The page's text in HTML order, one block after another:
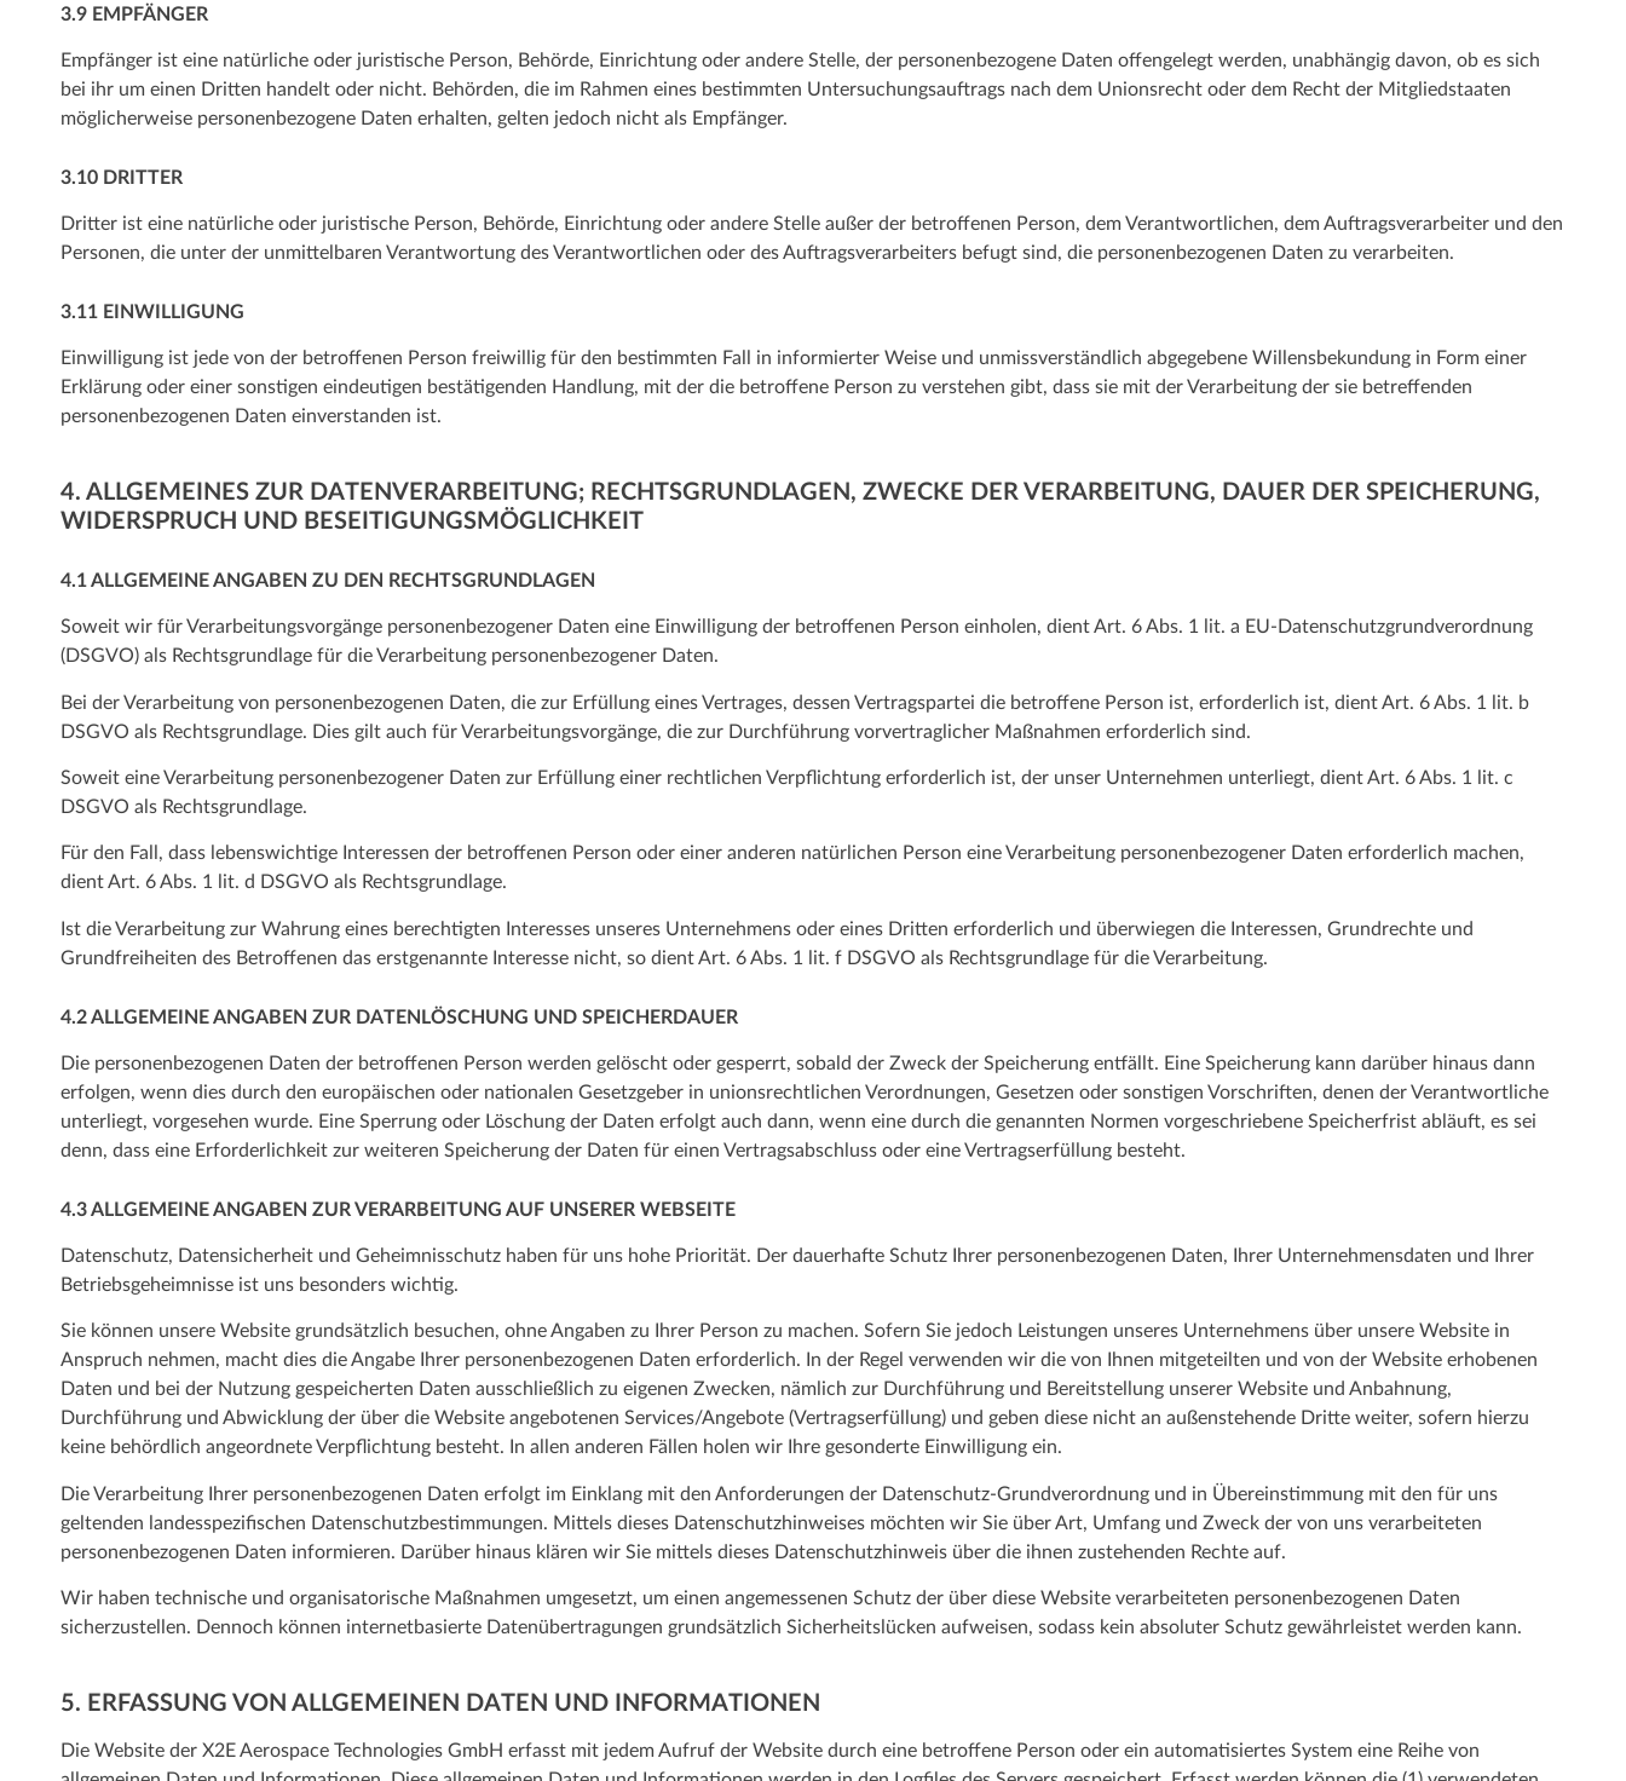
3.9 EMPFÄNGER
Empfänger ist eine natürliche oder juristische Person, Behörde, Einrichtung oder andere Stelle, der personenbezogene Daten offengelegt werden, unabhängig davon, ob es sich
bei ihr um einen Dritten handelt oder nicht. Behörden, die im Rahmen eines bestimmten Untersuchungsauftrags nach dem Unionsrecht oder dem Recht der Mitgliedstaaten
möglicherweise personenbezogene Daten erhalten, gelten jedoch nicht als Empfänger.
3.10 DRITTER
Dritter ist eine natürliche oder juristische Person, Behörde, Einrichtung oder andere Stelle außer der betroffenen Person, dem Verantwortlichen, dem Auftragsverarbeiter und den
Personen, die unter der unmittelbaren Verantwortung des Verantwortlichen oder des Auftragsverarbeiters befugt sind, die personenbezogenen Daten zu verarbeiten.
3.11 EINWILLIGUNG
Einwilligung ist jede von der betroffenen Person freiwillig für den bestimmten Fall in informierter Weise und unmissverständlich abgegebene Willensbekundung in Form einer
Erklärung oder einer sonstigen eindeutigen bestätigenden Handlung, mit der die betroffene Person zu verstehen gibt, dass sie mit der Verarbeitung der sie betreffenden
personenbezogenen Daten einverstanden ist.
4. ALLGEMEINES ZUR DATENVERARBEITUNG; RECHTSGRUNDLAGEN, ZWECKE DER VERARBEITUNG, DAUER DER SPEICHERUNG,
WIDERSPRUCH UND BESEITIGUNGSMÖGLICHKEIT
4.1 ALLGEMEINE ANGABEN ZU DEN RECHTSGRUNDLAGEN
Soweit wir für Verarbeitungsvorgänge personenbezogener Daten eine Einwilligung der betroffenen Person einholen, dient Art. 6 Abs. 1 lit. a EU-Datenschutzgrundverordnung
(DSGVO) als Rechtsgrundlage für die Verarbeitung personenbezogener Daten.
Bei der Verarbeitung von personenbezogenen Daten, die zur Erfüllung eines Vertrages, dessen Vertragspartei die betroffene Person ist, erforderlich ist, dient Art. 6 Abs. 1 lit. b
DSGVO als Rechtsgrundlage. Dies gilt auch für Verarbeitungsvorgänge, die zur Durchführung vorvertraglicher Maßnahmen erforderlich sind.
Soweit eine Verarbeitung personenbezogener Daten zur Erfüllung einer rechtlichen Verpflichtung erforderlich ist, der unser Unternehmen unterliegt, dient Art. 6 Abs. 1 lit. c
DSGVO als Rechtsgrundlage.
Für den Fall, dass lebenswichtige Interessen der betroffenen Person oder einer anderen natürlichen Person eine Verarbeitung personenbezogener Daten erforderlich machen,
dient Art. 6 Abs. 1 lit. d DSGVO als Rechtsgrundlage.
Ist die Verarbeitung zur Wahrung eines berechtigten Interesses unseres Unternehmens oder eines Dritten erforderlich und überwiegen die Interessen, Grundrechte und
Grundfreiheiten des Betroffenen das erstgenannte Interesse nicht, so dient Art. 6 Abs. 1 lit. f DSGVO als Rechtsgrundlage für die Verarbeitung.
4.2 ALLGEMEINE ANGABEN ZUR DATENLÖSCHUNG UND SPEICHERDAUER
Die personenbezogenen Daten der betroffenen Person werden gelöscht oder gesperrt, sobald der Zweck der Speicherung entfällt. Eine Speicherung kann darüber hinaus dann
erfolgen, wenn dies durch den europäischen oder nationalen Gesetzgeber in unionsrechtlichen Verordnungen, Gesetzen oder sonstigen Vorschriften, denen der Verantwortliche
unterliegt, vorgesehen wurde. Eine Sperrung oder Löschung der Daten erfolgt auch dann, wenn eine durch die genannten Normen vorgeschriebene Speicherfrist abläuft, es sei
denn, dass eine Erforderlichkeit zur weiteren Speicherung der Daten für einen Vertragsabschluss oder eine Vertragserfüllung besteht.
4.3 ALLGEMEINE ANGABEN ZUR VERARBEITUNG AUF UNSERER WEBSEITE
Datenschutz, Datensicherheit und Geheimnisschutz haben für uns hohe Priorität. Der dauerhafte Schutz Ihrer personenbezogenen Daten, Ihrer Unternehmensdaten und Ihrer
Betriebsgeheimnisse ist uns besonders wichtig.
Sie können unsere Website grundsätzlich besuchen, ohne Angaben zu Ihrer Person zu machen. Sofern Sie jedoch Leistungen unseres Unternehmens über unsere Website in
Anspruch nehmen, macht dies die Angabe Ihrer personenbezogenen Daten erforderlich. In der Regel verwenden wir die von Ihnen mitgeteilten und von der Website erhobenen
Daten und bei der Nutzung gespeicherten Daten ausschließlich zu eigenen Zwecken, nämlich zur Durchführung und Bereitstellung unserer Website und Anbahnung,
Durchführung und Abwicklung der über die Website angebotenen Services/Angebote (Vertragserfüllung) und geben diese nicht an außenstehende Dritte weiter, sofern hierzu
keine behördlich angeordnete Verpflichtung besteht. In allen anderen Fällen holen wir Ihre gesonderte Einwilligung ein.
Die Verarbeitung Ihrer personenbezogenen Daten erfolgt im Einklang mit den Anforderungen der Datenschutz-Grundverordnung und in Übereinstimmung mit den für uns
geltenden landesspezifischen Datenschutzbestimmungen. Mittels dieses Datenschutzhinweises möchten wir Sie über Art, Umfang und Zweck der von uns verarbeiteten
personenbezogenen Daten informieren. Darüber hinaus klären wir Sie mittels dieses Datenschutzhinweis über die ihnen zustehenden Rechte auf.
Wir haben technische und organisatorische Maßnahmen umgesetzt, um einen angemessenen Schutz der über diese Website verarbeiteten personenbezogenen Daten
sicherzustellen. Dennoch können internetbasierte Datenübertragungen grundsätzlich Sicherheitslücken aufweisen, sodass kein absoluter Schutz gewährleistet werden kann.
5. ERFASSUNG VON ALLGEMEINEN DATEN UND INFORMATIONEN
Die Website der X2E Aerospace Technologies GmbH erfasst mit jedem Aufruf der Website durch eine betroffene Person oder ein automatisiertes System eine Reihe von